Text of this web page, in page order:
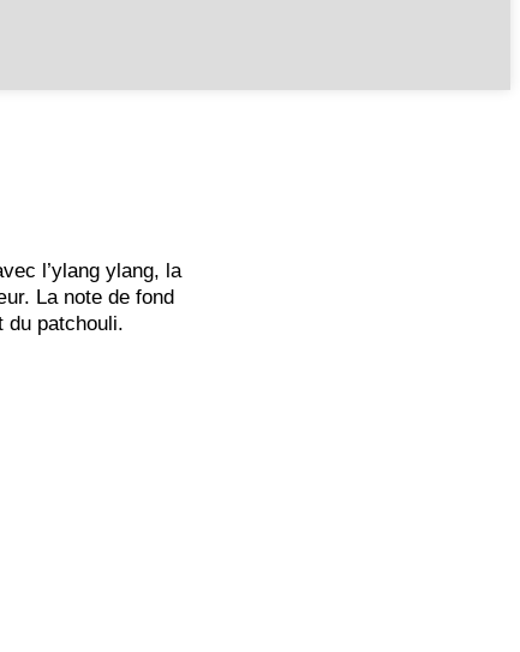
l’ylang ylang, la
La note de fond
du patchouli.